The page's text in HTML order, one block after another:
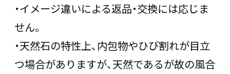
・イメージ違いによる返品・交換には応じま
せん。
・天然石の特性上、内包物やひび割れが目立
つ場合がありますが、天然であるが故の風合